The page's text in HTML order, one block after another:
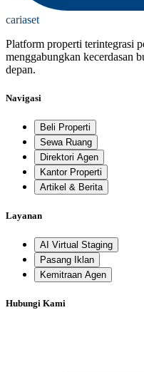
cariaset
Platform properti terintegrasi
menggabungkan kecerdasan
depan.
Navigasi
Beli Properti
Sewa Ruang
Direktori Agen
Kantor Properti
Artikel & Berita
Layanan
AI Virtual Staging
Pasang Iklan
Kemitraan Agen
Hubungi Kami